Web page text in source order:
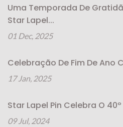
Uma Temporada De
Star Lapel...
01 Dec, 2025
Celebração De Fim De Ano
17 Jan, 2025
Star Lapel Pin Celebra O
09 Jul, 2024